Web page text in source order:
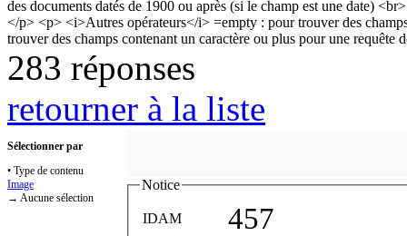
283 réponses
retourner à la liste
Sélectionner par
• Type de contenu
Image
→ Aucune sélection
Notice
IDAM 457